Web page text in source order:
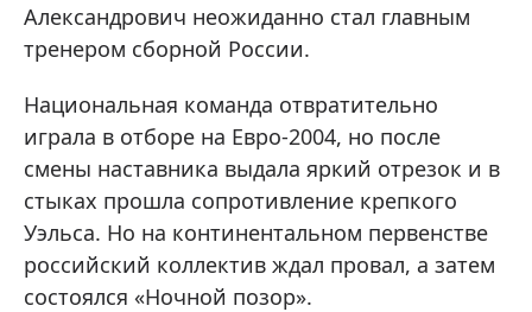
Александрович неожиданно стал главным
тренером сборной России.
Национальная команда отвратительно
играла в отборе на Евро-2004, но после
смены наставника выдала яркий отрезок и в
стыках прошла сопротивление крепкого
Уэльса. Но на континентальном первенстве
российский коллектив ждал провал, а затем
состоялся «Ночной позор».